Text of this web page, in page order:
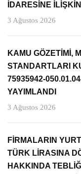
İDARESİNE
3 Ağustos 2026
KAMU GÖZETİMİ,
STANDARTLARI
75935942-
YAYIMLANDI
3 Ağustos 2026
FİRMALARIN
TÜRK LİRASINA
HAKKINDA